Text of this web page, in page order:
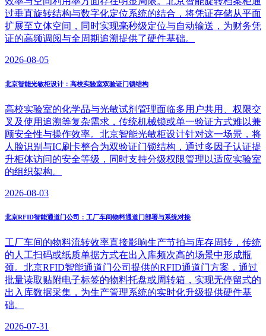
过垂直旋转结构与数字化定位系统的结合，将凭证存储从平面
扩展至立体空间，同时实现毫秒级定位与自动输送，为财务凭
证的高频调阅与全周期追溯提供了硬件基础。
2026-08-05
北京智能光敏柜设计：高校实验室双验证门锁结构
高校实验室的化学品与光敏试剂管理面临多用户共用、权限交
叉及使用追溯等复杂需求，传统机械锁或单一验证方式难以兼
顾安全性与操作效率。北京智能光敏柜设计针对这一场景，将
人脸识别与IC刷卡整合为双验证门锁结构，通过多因子认证提
升柜体访问的安全等级，同时支持分级权限管理以适应实验室
的组织架构。
2026-08-03
北京RFID智能通道门公司：工厂车间物料通道门部署与系统对接
工厂车间的物料流转效率直接影响生产节拍与库存周转，传统
的人工扫码或纸质单据方式在出入库频次高的场景中形成瓶
颈。北京RFID智能通道门公司提供的RFID通道门方案，通过
批量读取贴附电子标签的物料托盘或周转箱，实现无停留式的
出入库数据采集，为生产管理系统的实时化升级提供硬件基
础。
2026-07-31